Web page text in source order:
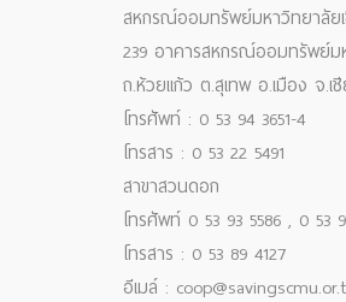
สหกรณ์ออมทรัพย์มหาวิทยาลัย
239 อาคารสหกรณ์ออมทรัพย์ม
ถ.ห้วยแก้ว ต.สุเทพ อ.เมือง จ.เ
โทรศัพท์ : 0 53 94 3651-4
โทรสาร : 0 53 22 5491
สาขาสวนดอก
โทรศัพท์ 0 53 93 5586 , 0 53
โทรสาร : 0 53 89 4127
อีเมล์ :